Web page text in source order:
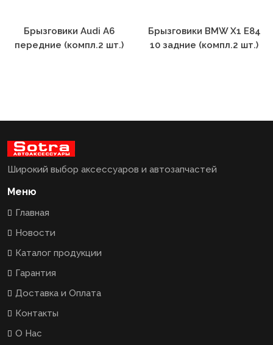
передние (компл.2 шт.)
10 задние (компл.2 шт.)
Широкий выбор аксессуаров и автозапчастей
Меню
Главная
Новости
Каталог продукции
Гарантия
Доставка и Оплата
Контакты
О Нас